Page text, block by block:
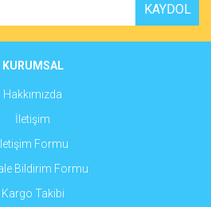
bilgiler bulunuyor.
daha pahalı.
Gönder
KAYDOL
KURUMSAL
Hakkımızda
İletişim
Formu
Bildirim Formu
Kargo Takibi